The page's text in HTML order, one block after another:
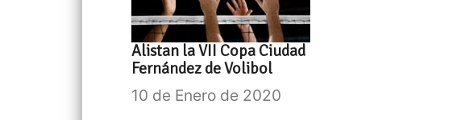
Alistan la VII Copa Ciudad
Fernández de Volibol
10 de Enero de 2020